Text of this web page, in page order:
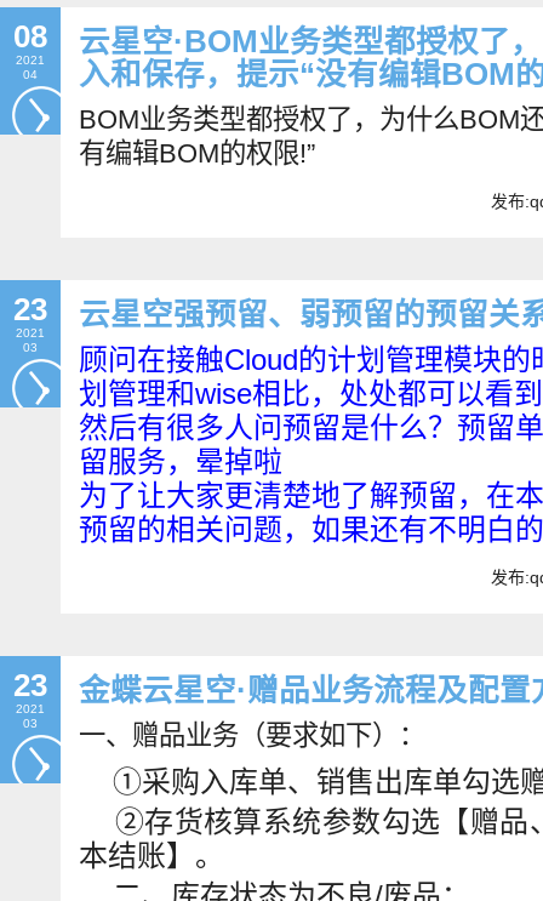
08
2021
04
云星空·BOM业务类型都授权了
入和保存，提示“没有编辑BOM
BOM业务类型都授权了，为什么BOM
有编辑BOM的权限!”
发布
23
2021
03
云星空强预留、弱预留的预留关
顾问在接触Cloud的计划管理模块
划管理和wise相比，处处都可以看
然后有很多人问预留是什么？预留
留服务，晕掉啦
为了让大家更清楚地了解预留，在
预留的相关问题，如果还有不明白
发布
23
2021
03
金蝶云星空·赠品业务流程及配置
一、赠品业务（要求如下）：
①采购入库单、销售出库单勾选
②存货核算系统参数勾选【赠品
本结账】。